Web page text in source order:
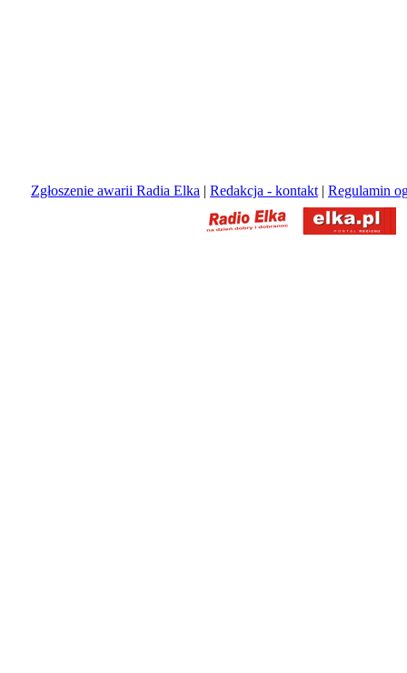
Zgłoszenie awarii Radia Elka | Redakcja - kontakt | Regulamin